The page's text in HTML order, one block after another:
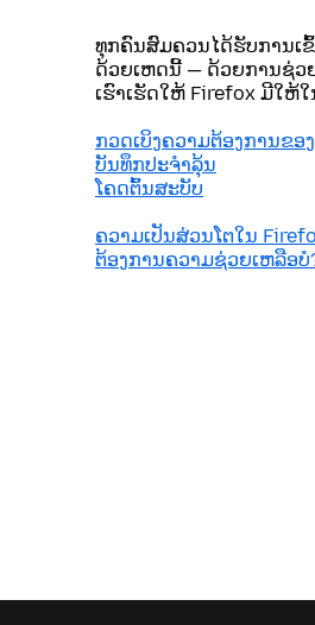
ທຸກຄົນສົມຄວນໄດ້ຮັບການເຂົ້
ດ້ວຍເຫດນີ້ — ດ້ວຍການຊ່ວ
ເຮົາເຮັດໃຫ້ Firefox ມີໃຫ້
ກວດເບິງຄວາມຕ້ອງການຂອ
ບັນທຶກປະຈຳລຸ້ນ
ໂຄດຕົ້ນສະບັບ
ຄວາມເປັນສ່ວນໂຕໃນ
ຕ້ອງການຄວາມຊ່ວຍເຫລືອບໍ